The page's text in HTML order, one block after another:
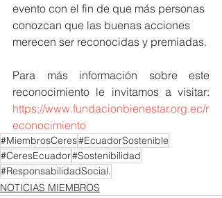
evento con el fin de que más personas
conozcan que las buenas acciones
merecen ser reconocidas y premiadas.
Para más información sobre este
https://www.fundacionbienestar.org.ec/r
econocimiento
#MiembrosCeres#EcuadorSostenible
#CeresEcuador#Sostenibilidad
#ResponsabilidadSocial.
NOTICIAS MIEMBROS